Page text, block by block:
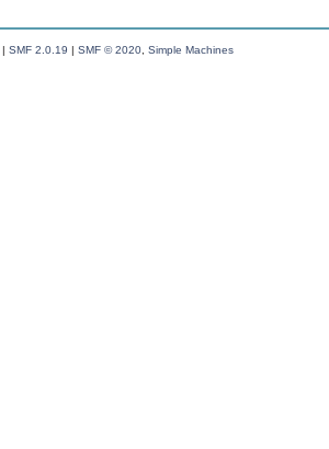
| SMF 2.0.19 | SMF © 2020 Simple Machines